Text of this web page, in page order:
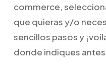
commerce,
que quieras y/o
sencillos pasos y
donde indiques